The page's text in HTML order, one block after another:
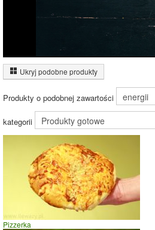
Energia
11.9%
81.2%
Czas potrzebny na spalenie
wadze70kg -zobacz dla swojej
jazda na rowerze
Ukryj podobne produkty
Produkty o podobnej zawartości
kategorii
Pizzerka